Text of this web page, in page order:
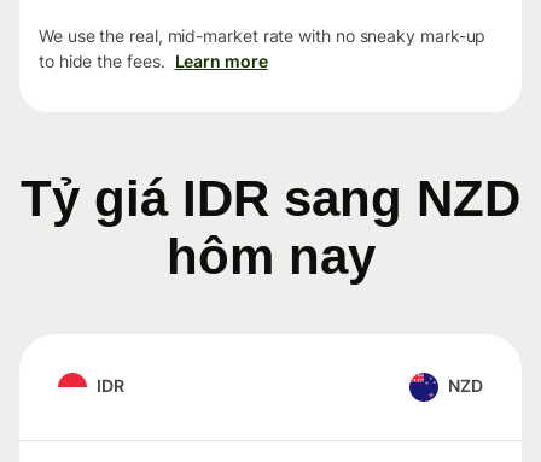
We use the real, mid-market rate with no sneaky mark-up
to hide the fees. Learn more
Tỷ giá IDR sang NZD
hôm nay
IDR NZD